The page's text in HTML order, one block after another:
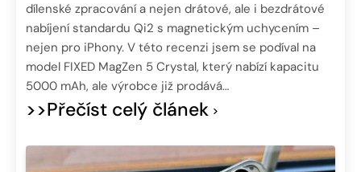
dílenské zpracování a nejen drátové, ale i bezdrátové
nabíjení standardu Qi2 s magnetickým uchycením –
nejen pro iPhony. V této recenzi jsem se podíval na
model FIXED MagZen 5 Crystal, který nabízí kapacitu
5000 mAh, ale výrobce již prodává…
>>Přečíst celý článek